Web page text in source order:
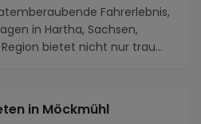
Fahrerlebnis,
in Hartha, Sachsen,
bietet nicht nur trau...
in Möckmühl